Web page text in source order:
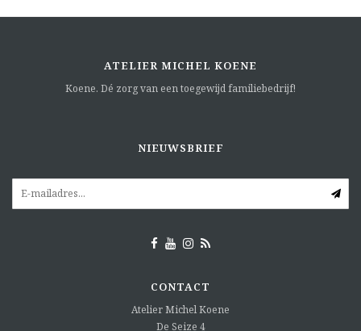
ATELIER MICHEL KOENE
Koene. Dé zorg van een toegewijd familiebedrijf!
NIEUWSBRIEF
CONTACT
Atelier Michel Koene
De Seize 4